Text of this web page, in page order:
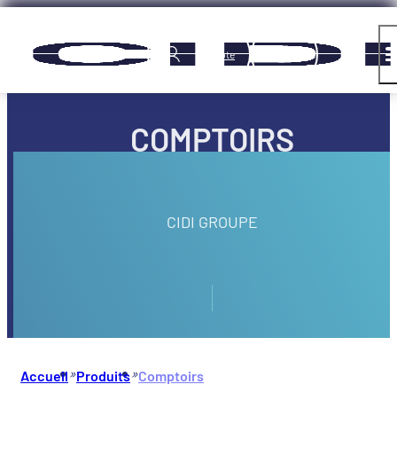
Panneau de gestion des cookies
Compte
COMPTOIRS
CIDI GROUPE
Accueil»Produits»Comptoirs